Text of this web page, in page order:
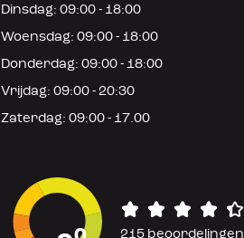
Dinsdag: 09:00 - 18:00
Woensdag: 09:00 - 18:00
Donderdag: 09:00 - 18:00
Vrijdag: 09:00 - 20:30
Zaterdag: 09:00 - 17.00
215 beoordelingen